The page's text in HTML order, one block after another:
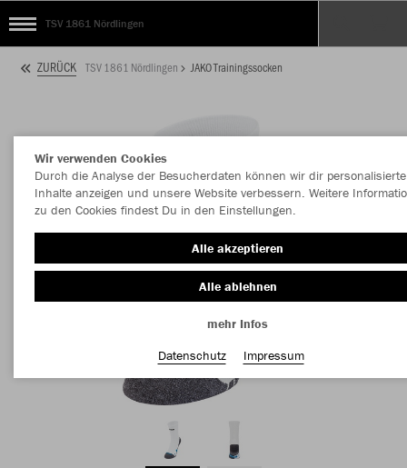
TSV 1861 Nördlingen
ZURÜCK TSV 1861 Nördlingen JAKO Trainingssocken
Wir verwenden Cookies
Durch die Analyse der Besucherdaten können wir dir personalisierte
Inhalte anzeigen und unsere Website verbessern. Weitere
zu den Cookies findest Du in den Einstellungen.
Alle akzeptieren
Alle ablehnen
mehr Infos
Datenschutz
Impressum